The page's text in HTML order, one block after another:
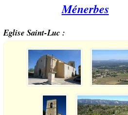
Ménerbes
Eglise Saint-Luc :